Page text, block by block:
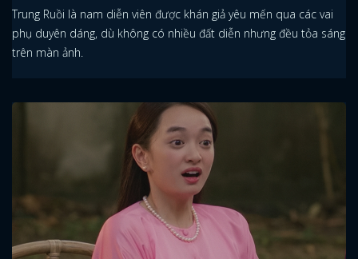
Trung Ruồi là nam diễn viên được khán giả yêu mến qua các vai
phụ duyên dáng, dù không có nhiều đất diễn nhưng đều tỏa sáng
trên màn ảnh.